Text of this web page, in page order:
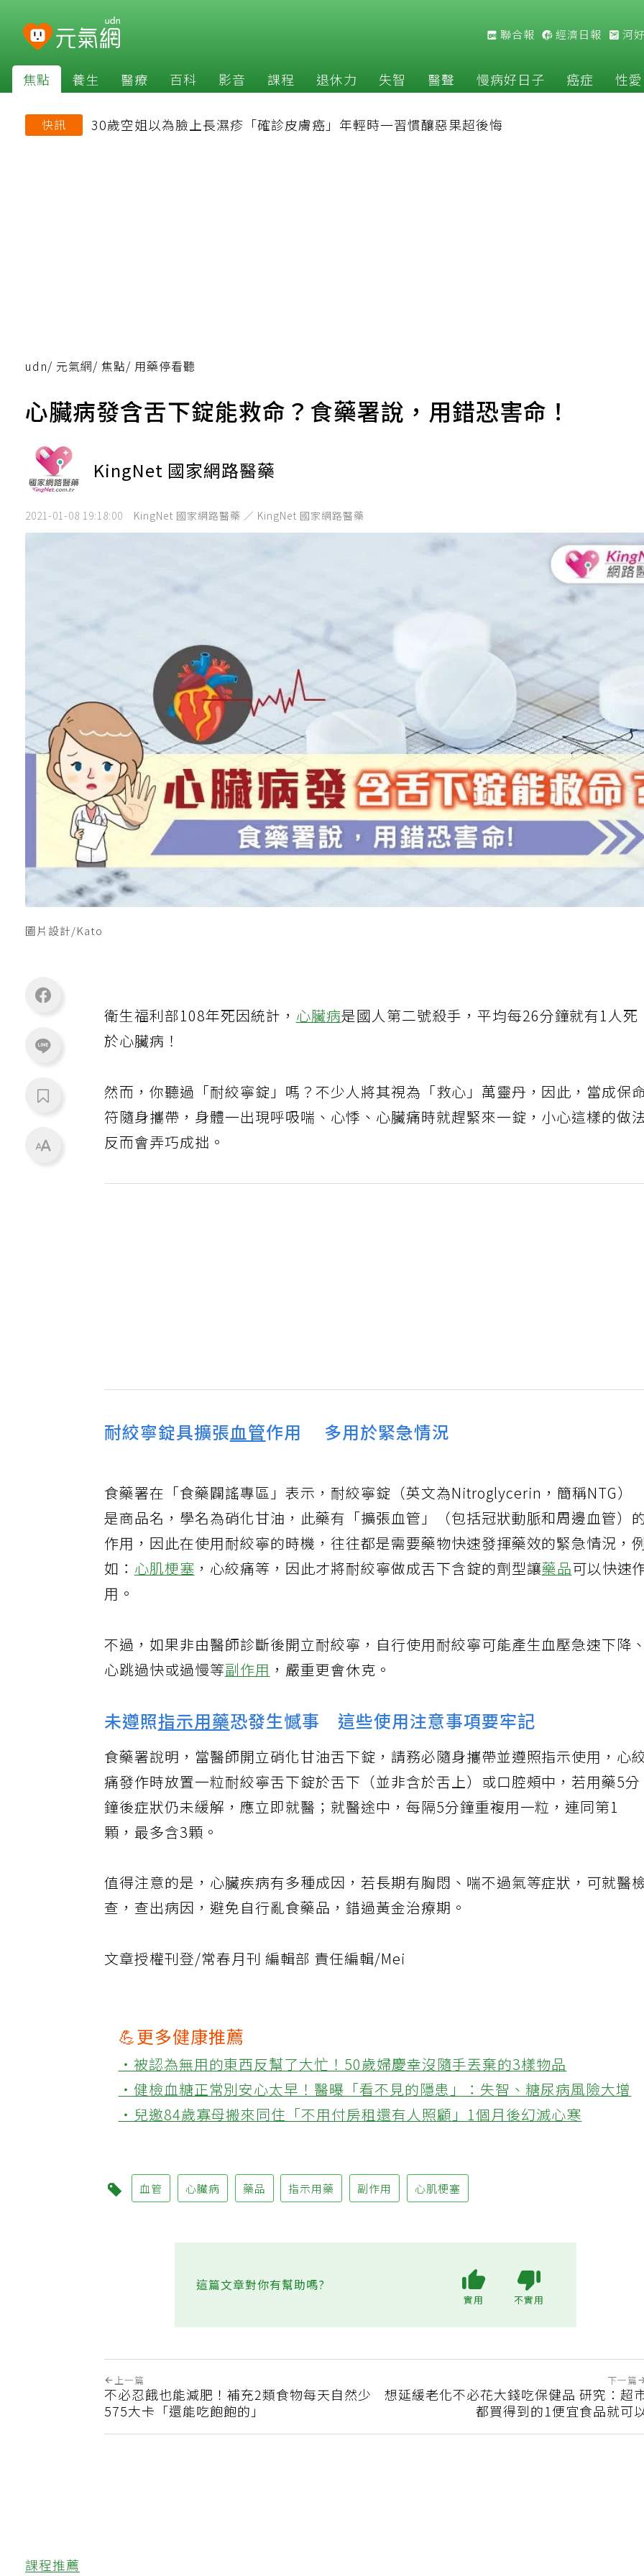
聯合報 經濟日報 河
焦點 養生 醫療 百科 影音 課程 退休力 失智 醫聲 慢病好日子 癌症 性愛
快訊 30歲空姐以為臉上長濕疹「確診皮膚癌」年輕時一習慣釀惡果超後悔
udn/ 元氣網/ 焦點/ 用藥停看聽
心臟病發含舌下錠能救命？食藥署說，用錯恐害命！
KingNet 國家網路醫藥
2021-01-08 19:18:00 KingNet 國家網路醫藥 ／ KingNet 國家網路醫藥
圖片設計/Kato
衛生福利部108年死因統計，心臟病是國人第二號殺手，平均每26分鐘就有1人死
於心臟病！
然而，你聽過「耐絞寧錠」嗎？不少人將其視為「救心」萬靈丹，因此，當成保
符隨身攜帶，身體一出現呼吸喘、心悸、心臟痛時就趕緊來一錠，小心這樣的做
反而會弄巧成拙。
耐絞寧錠具擴張血管作用 多用於緊急情況
食藥署在「食藥闢謠專區」表示，耐絞寧錠（英文為Nitroglycerin，簡稱NTG）
是商品名，學名為硝化甘油，此藥有「擴張血管」（包括冠狀動脈和周邊血管）
作用，因此在使用耐絞寧的時機，往往都是需要藥物快速發揮藥效的緊急情況，例
如：心肌梗塞 ，心絞痛等，因此才將耐絞寧做成舌下含錠的劑型讓藥品可以快速
用。
不過，如果非由醫師診斷後開立耐絞寧，自行使用耐絞寧可能產生血壓急速下降、
心跳過快或過慢等副作用 ，嚴重更會休克。
未遵照指示用藥恐發生憾事 這些使用注意事項要牢記
食藥署說明，當醫師開立硝化甘油舌下錠，請務必隨身攜帶並遵照指示使用，心
痛發作時放置一粒耐絞寧舌下錠於舌下（並非含於舌上）或口腔頰中，若用藥5分
鐘後症狀仍未緩解，應立即就醫；就醫途中，每隔5分鐘重複用一粒，連同第1
顆，最多含3顆。
值得注意的是，心臟疾病有多種成因，若長期有胸悶、喘不過氣等症狀，可就醫
查，查出病因，避免自行亂食藥品，錯過黃金治療期。
文章授權刊登/常春月刊 編輯部 責任編輯/Mei
💪更多健康推薦
‧被認為無用的東西反幫了大忙！50歲婦慶幸沒隨手丟棄的3樣物品
‧健檢血糖正常別安心太早！醫曝「看不見的隱患」：失智、糖尿病風險大增
‧兒邀84歲寡母搬來同住「不用付房租還有人照顧」1個月後幻滅心寒
血管 心臟病 藥品 指示用藥 副作用 心肌梗塞
這篇文章對你有幫助嗎?
上一篇
不必忍餓也能減肥！補充2類食物每天自然少
575大卡「還能吃飽飽的」
下一篇
想延緩老化不必花大錢吃保健品 研究：超市
都買得到的1便宜食品就可